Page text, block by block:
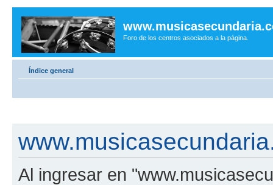
Foro de los centros asociados a la página.
Índice general
Al ingresar en